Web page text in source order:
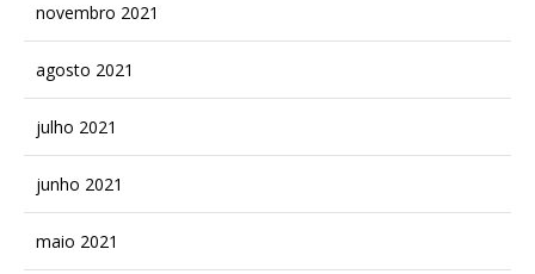
novembro 2021
agosto 2021
julho 2021
junho 2021
maio 2021